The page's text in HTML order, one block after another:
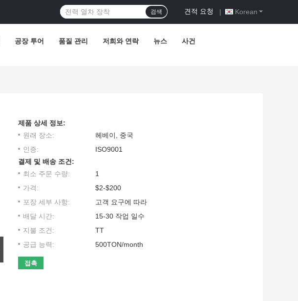
Korean
견적 요청 |
검색
공장 투어 품질 관리 저희와 연락 뉴스 사건
제품 상세 정보:
원래 장소:
헤베이, 중국
인증:
ISO9001
결제 및 배송 조건:
최소 주문 수량:
1
가격:
$2-$200
포장 세부 사항:
고객 요구에 따라
배달 시간:
15-30 작업 일수
지불 조건:
TT
공급 능력:
500TON/month
접촉